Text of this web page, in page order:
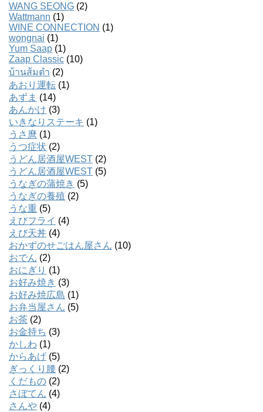
WANG SEONG (2)
Wattmann (1)
WINE CONNECTION (1)
wongnai (1)
Yum Saap (1)
Zaap Classic (10)
บ้านส้มตํา (2)
あおり運転 (1)
あずま (14)
あんかけ (3)
いきなりステーキ (1)
うさ麿 (1)
うつ症状 (2)
うどん居酒屋WEST (2)
うどん居酒屋WEST (5)
うなぎの蒲焼き (5)
うなぎの養殖 (2)
うな重 (5)
えびフライ (4)
えび天丼 (4)
おかずのせごはん屋さん (10)
おでん (2)
おにぎり (1)
お好み焼き (3)
お好み焼広島 (1)
お弁当屋さん (5)
お茶 (2)
お金持ち (3)
かしわ (1)
からあげ (5)
ぎっくり腰 (2)
くだもの (2)
さぼてん (4)
さんや (4)